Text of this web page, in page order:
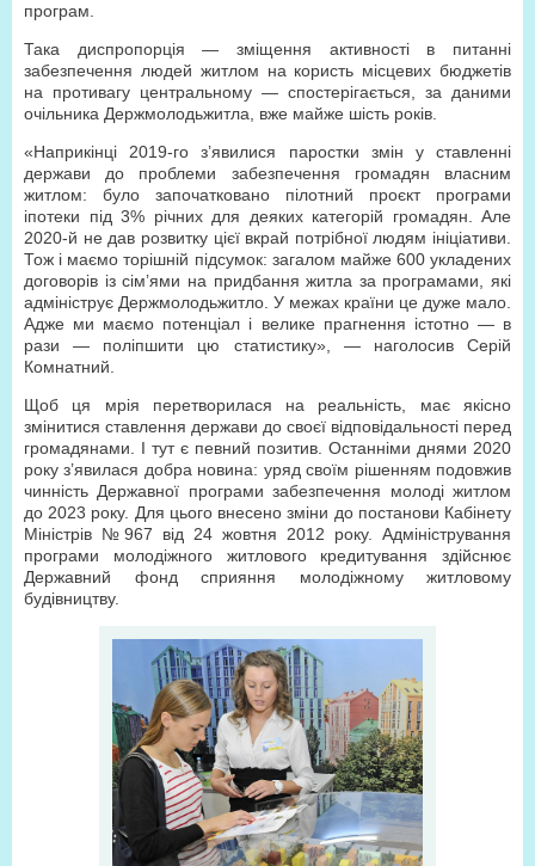
програм.
Така диспропорція — зміщення активності в питанні
забезпечення людей житлом на користь місцевих бюджетів
на противагу центральному — спостерігається, за даними
очільника Держмолодьжитла, вже майже шість років.
«Наприкінці 2019-го з’явилися паростки змін у ставленні
держави до проблеми забезпечення громадян власним
житлом: було започатковано пілотний проєкт програми
іпотеки під 3% річних для деяких категорій громадян. Але
2020-й не дав розвитку цієї вкрай потрібної людям ініціативи.
Тож і маємо торішній підсумок: загалом майже 600 укладених
договорів із сім’ями на придбання житла за програмами, які
адмініструє Держмолодьжитло. У межах країни це дуже мало.
Адже ми маємо потенціал і велике прагнення істотно — в
рази — поліпшити цю статистику», — наголосив Серій
Комнатний.
Щоб ця мрія перетворилася на реальність, має якісно
змінитися ставлення держави до своєї відповідальності перед
громадянами. І тут є певний позитив. Останніми днями 2020
року з’явилася добра новина: уряд своїм рішенням подовжив
чинність Державної програми забезпечення молоді житлом
до 2023 року. Для цього внесено зміни до постанови Кабінету
Міністрів №967 від 24 жовтня 2012 року. Адміністрування
програми молодіжного житлового кредитування здійснює
Державний фонд сприяння молодіжному житловому
будівництву.